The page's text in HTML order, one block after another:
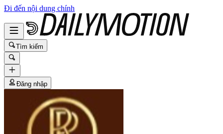
Đi đến nội dung chính
Tìm kiếm
Đăng nhập